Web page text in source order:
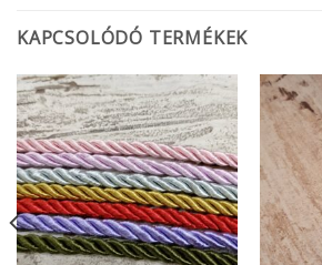
KAPCSOLÓDÓ TERMÉKEK